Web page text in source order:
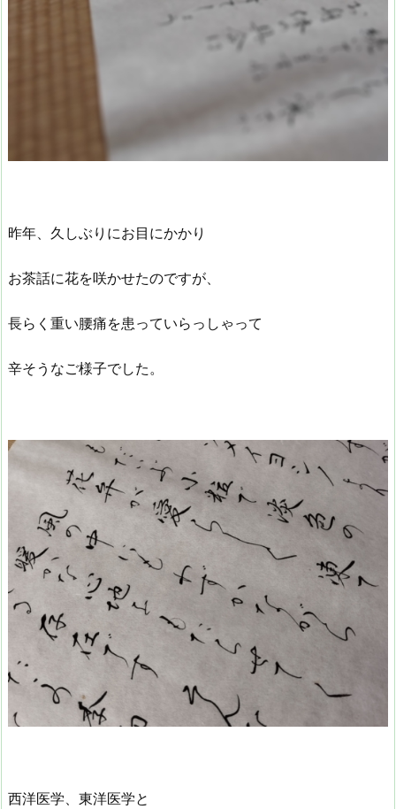
昨年、久しぶりにお目にかかり
お茶話に花を咲かせたのですが、
長らく重い腰痛を患っていらっしゃって
辛そうなご様子でした。
西洋医学、東洋医学と